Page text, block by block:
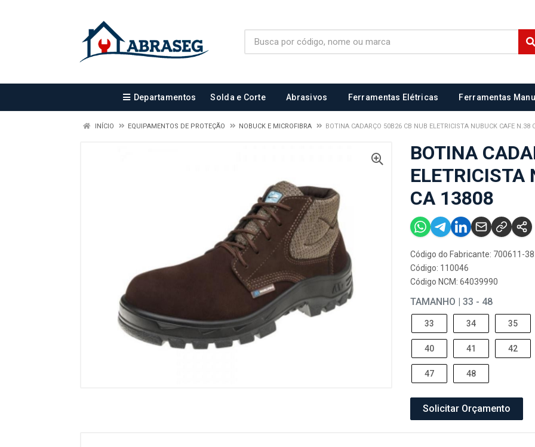
Departamentos Solda e Corte Abrasivos Ferramentas Elétricas Ferramentas
INÍCIO EQUIPAMENTOS DE PROTEÇÃO NOBUCK E MICROFIBRA BOTINA CADARÇO 50B26 CB NUB ELETRICISTA NUBUCK CAFE N.38
BOTINA
ELETRICISTA
CA 13808
Código do Fabricante: 700611-38
Código: 110046
Código NCM: 64039990
TAMANHO | 33 - 48
33 34 35
40 41 42
47 48
Solicitar Orçamento